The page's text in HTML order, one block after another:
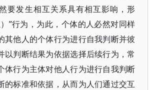
要发生相互关系具有相互影响，形
”行为，为此，个体的人必然对同样
其他人的个体行为进行自我判断并彼
以判断结果为依据选择后续行为，常
体行为主体对他人行为进行自我判断
的标准和依据，从而为人们通过交互